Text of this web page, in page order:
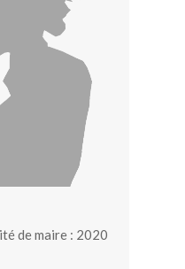
de maire : 2020